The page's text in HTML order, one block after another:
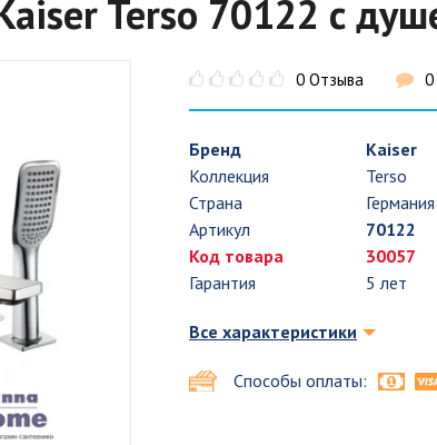
Terso 70122 с
0 Отзыва 0
Бренд
Kaiser
Коллекция
Terso
Страна
Германия
Артикул
70122
Код товара
30057
Гарантия
5 лет
Все характеристики
Способы оплаты: